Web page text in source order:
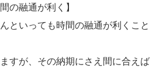
の融通が利く】
といっても時間の融通が利くこと
すが、その納期にさえ間に合えば